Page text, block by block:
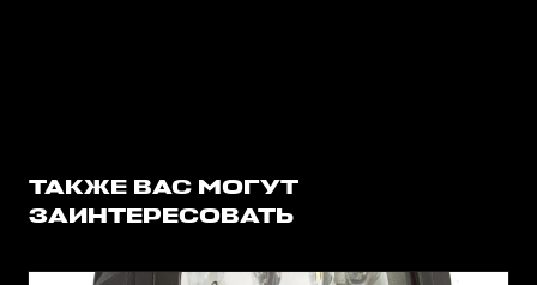
ТАКЖЕ ВАС МОГУТ
ЗАИНТЕРЕСОВАТЬ